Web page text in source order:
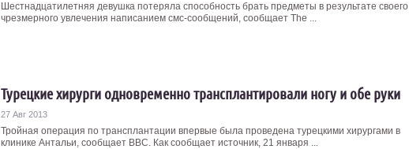
Шестнадцатилетняя девушка потеряла способность брать предметы в результате своего
чрезмерного увлечения написанием смс-сообщений, сообщает The ...
Турецкие хирурги одновременно трансплантировали ногу и обе руки
27 Авг 2013
Тройная операция по трансплантации впервые была проведена турецкими хирургами в
клинике Антальи, сообщает BBC. Как сообщает источник, 21 января ...